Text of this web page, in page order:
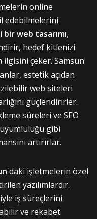
online
edebilmelerini
bir web tasarımı,
hedef kitlenizi
çeker. Samsun
estetik açıdan
web siteleri
güçlendirirler.
süreleri ve SEO
gibi
artırırlar.
'daki işletmelerin özel
yazılımlardır.
iş süreçlerini
ve rekabet